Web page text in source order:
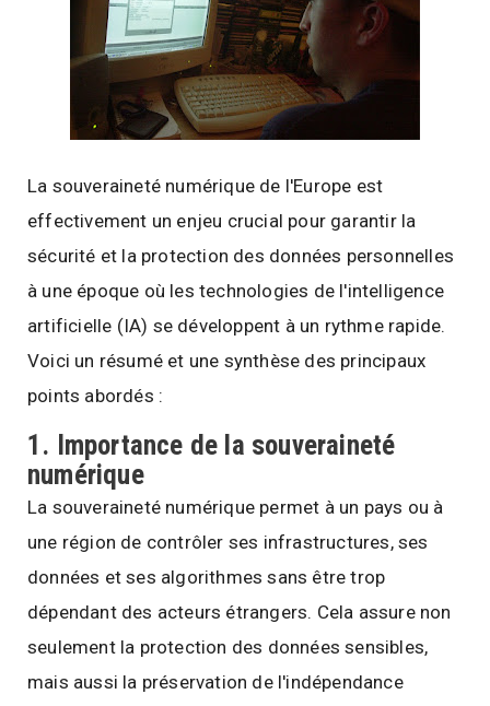
La souveraineté numérique de l'Europe est
effectivement un enjeu crucial pour garantir la
sécurité et la protection des données personnelles
à une époque où les technologies de l'intelligence
artificielle (IA) se développent à un rythme rapide.
Voici un résumé et une synthèse des principaux
points abordés :
1. Importance de la souveraineté
numérique
La souveraineté numérique permet à un pays ou à
une région de contrôler ses infrastructures, ses
données et ses algorithmes sans être trop
dépendant des acteurs étrangers. Cela assure non
seulement la protection des données sensibles,
mais aussi la préservation de l'indépendance